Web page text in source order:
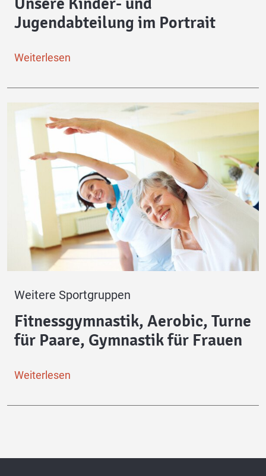
Jugendabteilung im Portrait
Weiterlesen
Weitere Sportgruppen
Fitnessgymnastik, Aerobic, Turnen
für Paare, Gymnastik für Frauen
Weiterlesen